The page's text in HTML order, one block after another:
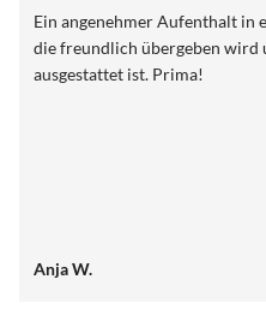
Ein angenehmer Aufenthalt in
die freundlich übergeben wird
ausgestattet ist. Prima!
Anja W.